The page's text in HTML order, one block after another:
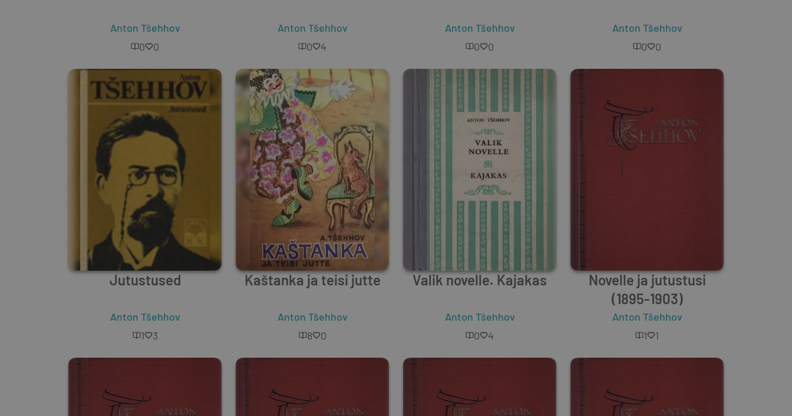
Anton Tšehhov
0
0
Anton Tšehhov
0
4
Anton Tšehhov
0
0
Anton Tšehhov
0
0
Jutustused
Anton Tšehhov
1
3
Kaštanka ja teisi jutte
Anton Tšehhov
8
0
Valik novelle. Kajakas
Anton Tšehhov
0
4
Novelle ja jutustusi
(1895-1903)
Anton Tšehhov
1
1